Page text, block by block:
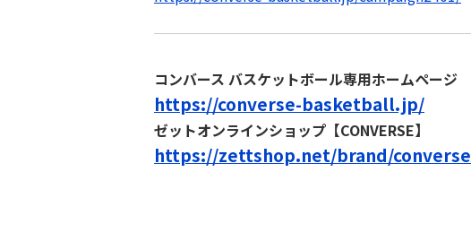
コンバース バスケットボール専用ホームページ
https://converse-basketball.jp/
ゼットオンラインショップ【CONVERSE】
https://zettshop.net/brand/converse